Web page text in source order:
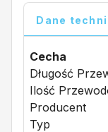
Dane
Cecha
Długość
Ilość
Producent
Typ